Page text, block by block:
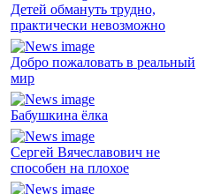
Детей обмануть трудно,
практически невозможно
Добро пожаловать в реальный
мир
Бабушкина ёлка
Сергей Вячеславович не
способен на плохое